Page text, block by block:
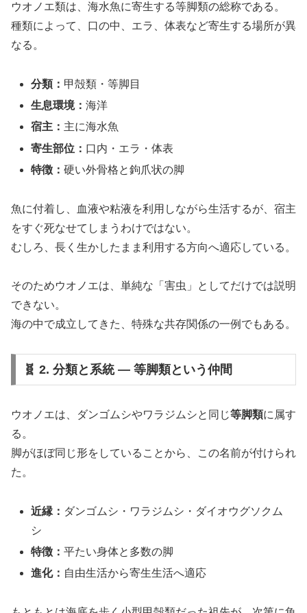
ウオノエ類は、海水魚に寄生する等脚類の総称である。
種類によって、口の中、エラ、体表など寄生する場所が異
なる。
分類： 甲殻類・等脚目
生息環境：海洋
宿主： 主に海水魚
寄生部位： 口内・エラ・体表
特徴：硬い外骨格と鉤爪状の脚
魚に付着し、血液や粘液を利用しながら生活するが、宿主
をすぐ死なせてしまうわけではない。
むしろ、長く生かしたまま利用する方向へ適応している。
そのためウオノエは、単純な「害虫」としてだけでは説明
できない。
海の中で成立してきた、特殊な共存関係の一例でもある。
🧬 2. 分類と系統 ― 等脚類という仲間
ウオノエは、ダンゴムシやワラジムシと同じ等脚類に属す
る。
脚がほぼ同じ形をしていることから、この名前が付けられ
た。
近縁： ダンゴムシ・ワラジムシ・ダイオウグソクム
シ
特徴：平たい身体と多数の脚
進化： 自由生活から寄生生活へ適応